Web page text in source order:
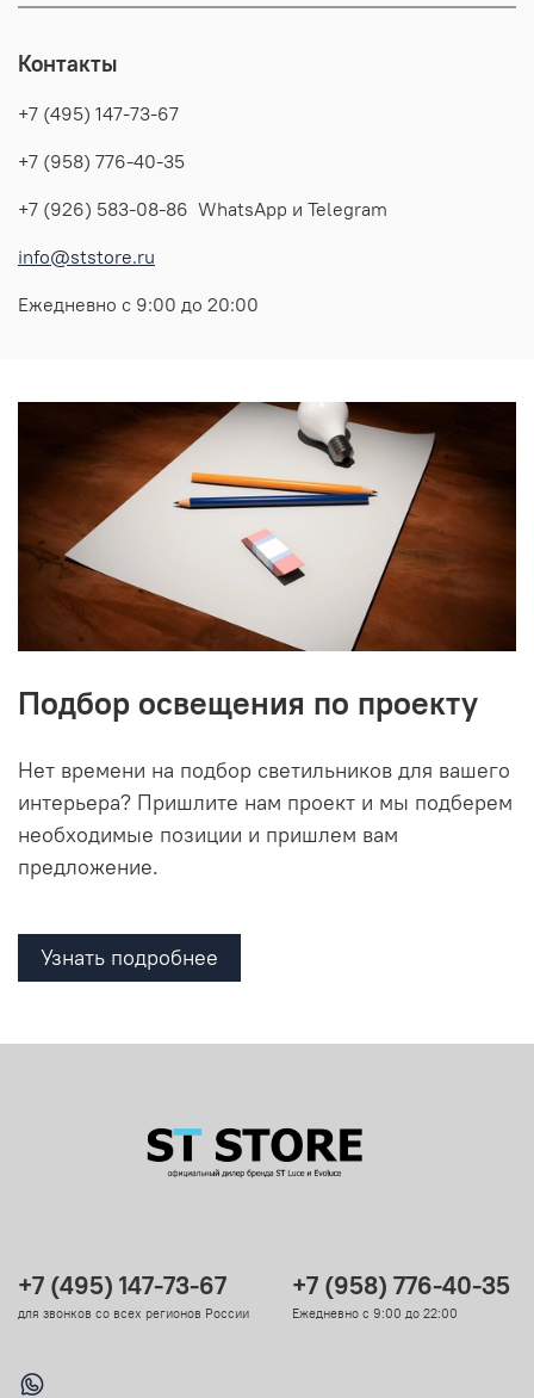
Контакты
+7 (495) 147-73-67
+7 (958) 776-40-35
+7 (926) 583-08-86 WhatsApp и Telegram
info@ststore.ru
Ежедневно с 9:00 до 20:00
Подбор освещения по проекту
Нет времени на подбор светильников для вашего
интерьера? Пришлите нам проект и мы подберем
необходимые позиции и пришлем вам
предложение.
Узнать подробнее
+7 (495) 147-73-67
для звонков со всех регионов России
+7 (958) 776-40-35
Ежедневно с 9:00 до 22:00